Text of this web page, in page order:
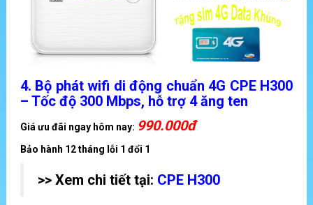
4. Bộ phát wifi di động chuẩn 4G CPE H300
– Tốc độ 300 Mbps, hỗ trợ 4 ăng ten
Giá ưu đãi ngay hôm nay: 990.000đ
Bảo hành 12 tháng lỗi 1 đổi 1
>> Xem chi tiết tại: CPE H300